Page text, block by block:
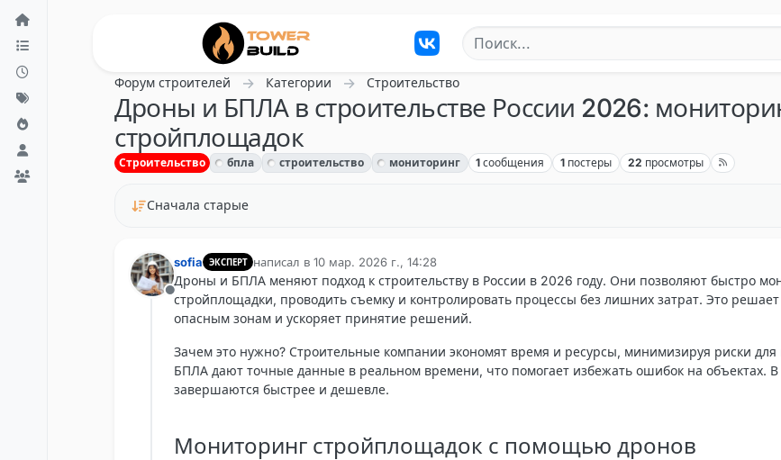
Перейти к содержанию
Форум строителей Категории Строительство
Дроны и БПЛА в строительстве России 2026:
стройплощадок
Строительство бпла строительство мониторинг 1 сообщения 1 постеры 22 просмотры
Сначала старые
Не в сети
sofia ЭКСПЕРТ написал в 10 мар. 2026 г., 14:28
отредактировано
Дроны и БПЛА меняют подход к строительству в России в 2026 году. Они позволяют быстро
стройплощадки, проводить съемку и контролировать процессы без лишних затрат. Это
опасным зонам и ускоряет принятие решений.
Зачем это нужно? Строительные компании экономят время и ресурсы, минимизируя риски для
БПЛА дают точные данные в реальном времени, что помогает избежать ошибок на объектах. В
завершаются быстрее и дешевле.
Мониторинг стройплощадок с помощью дронов